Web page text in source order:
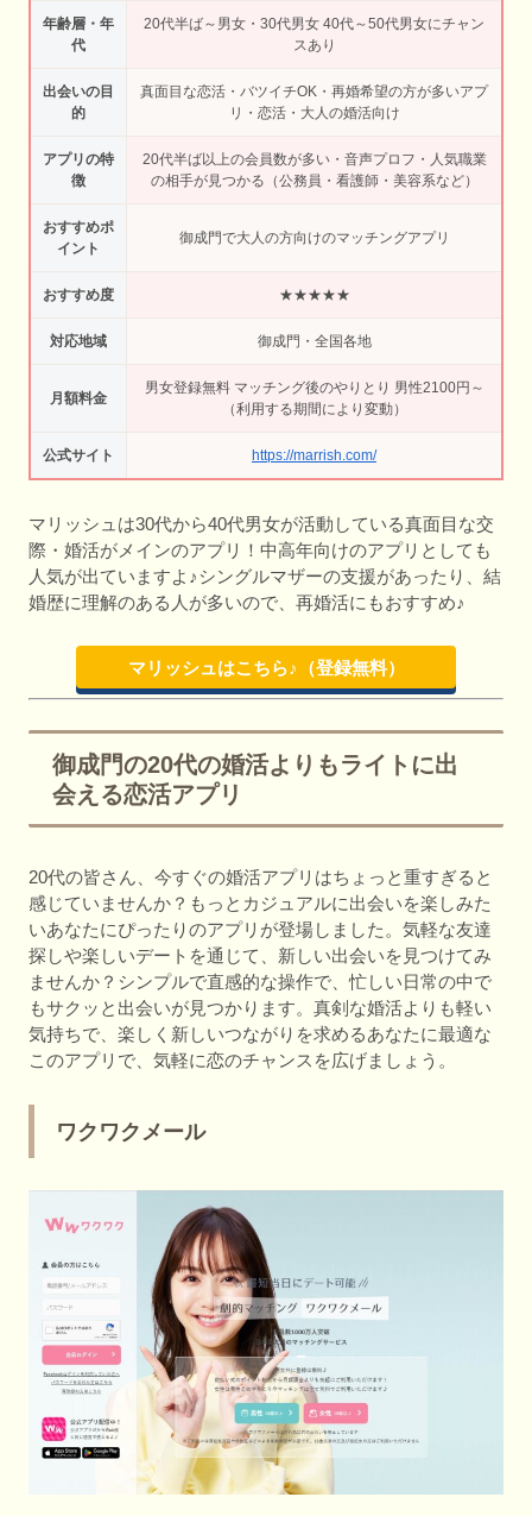
年齢層・年
代
20代半ば～男女・30代男女 40代～50代男女にチャン
スあり
出会いの目
的
真面目な恋活・バツイチOK・再婚希望の方が多いアプ
リ・恋活・大人の婚活向け
アプリの特
徴
20代半ば以上の会員数が多い・音声プロフ・人気職業
の相手が見つかる（公務員・看護師・美容系など）
おすすめポ
イント
御成門で大人の方向けのマッチングアプリ
おすすめ度 ★★★★★
対応地域 御成門・全国各地
月額料金
男女登録無料 マッチング後のやりとり 男性2100円～
（利用する期間により変動）
公式サイト https://marrish.com/
マリッシュは30代から40代男女が活動している真面目な交
際・婚活がメインのアプリ！中高年向けのアプリとしても
人気が出ていますよ♪シングルマザーの支援があったり、結
婚歴に理解のある人が多いので、再婚活にもおすすめ♪
マリッシュはこちら♪（登録無料）
御成門の20代の婚活よりもライトに出
会える恋活アプリ
20代の皆さん、今すぐの婚活アプリはちょっと重すぎると
感じていませんか？もっとカジュアルに出会いを楽しみた
いあなたにぴったりのアプリが登場しました。気軽な友達
探しや楽しいデートを通じて、新しい出会いを見つけてみ
ませんか？シンプルで直感的な操作で、忙しい日常の中で
もサクッと出会いが見つかります。真剣な婚活よりも軽い
気持ちで、楽しく新しいつながりを求めるあなたに最適な
このアプリで、気軽に恋のチャンスを広げましょう。
ワクワクメール